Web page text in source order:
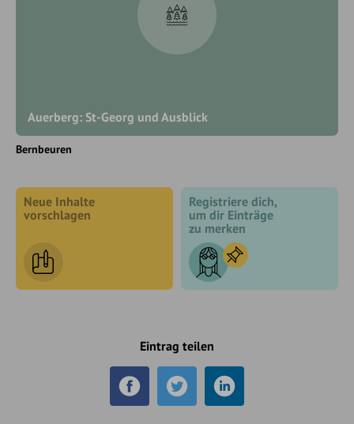
Auerberg: St-Georg und Ausblick
Bernbeuren
Neue Inhalte
vorschlagen
Registriere dich,
um dir Einträge
zu merken
Eintrag teilen